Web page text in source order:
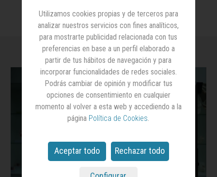
Utilizamos cookies propias y de terceros para
analizar nuestros servicios con fines analíticos,
para mostrarte publicidad relacionada con tus
preferencias en base a un perfil elaborado a
partir de tus hábitos de navegación y para
incorporar funcionalidades de redes sociales.
Podrás cambiar de opinión y modificar tus
opciones de consentimiento en cualquier
momento al volver a esta web y accediendo a la
página Política de Cookies.
Aceptar todo Rechazar todo